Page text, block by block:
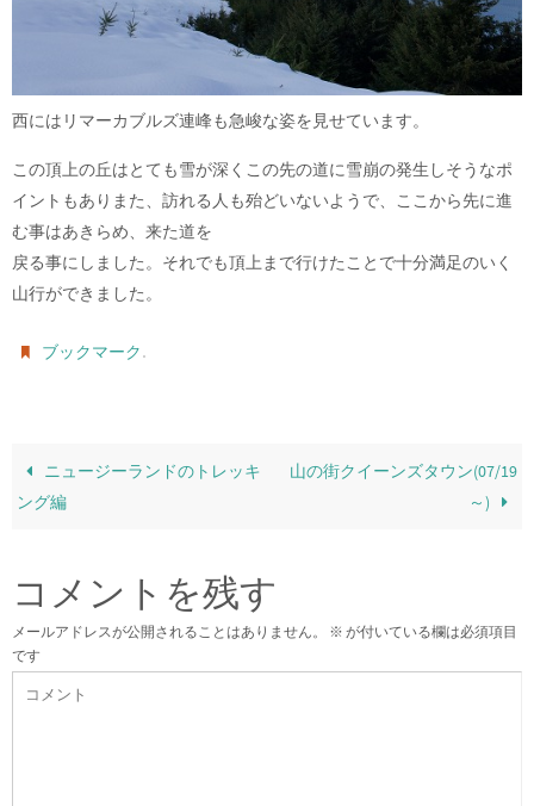
西にはリマーカブルズ連峰も急峻な姿を見せています。
この頂上の丘はとても雪が深くこの先の道に雪崩の発生しそうなポ
イントもありまた、訪れる人も殆どいないようで、ここから先に進
む事はあきらめ、来た道を
戻る事にしました。それでも頂上まで行けたことで十分満足のいく
山行ができました。
ブックマーク.
ニュージーランドのトレッキ
ング編
山の街クイーンズタウン(07/19
～)
コメントを残す
メールアドレスが公開されることはありません。 ※ が付いている欄は必須項目
です